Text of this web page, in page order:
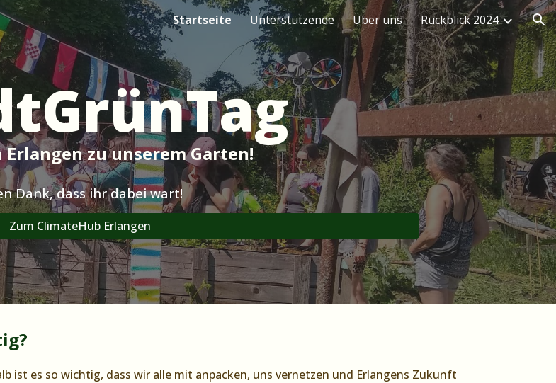
Skip to navigation
Startseite Unterstützende Über uns Rückblick 2024
Erlangen zu unserem Garten!
Dank, dass ihr dabei wart!
Zum ClimateHub Erlangen
ist es so wichtig, dass wir alle mit anpacken, uns vernetzen und Erlangens Zukunft